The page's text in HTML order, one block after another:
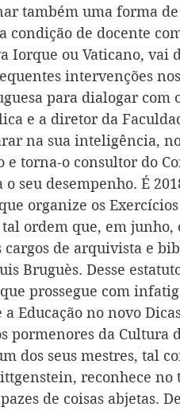
também uma forma
condição de docente
Iorque ou Vaticano, vai
intervenções
para dialogar com
e a diretor da
na sua inteligência,
torna-o consultor do
seu desempenho. É
organize os
tal ordem que, em
de arquivista e
Bruguès. Desse
prossegue com
Educação no novo
da Cultura
dos seus mestres, tal
reconhece
de coisas abjetas.